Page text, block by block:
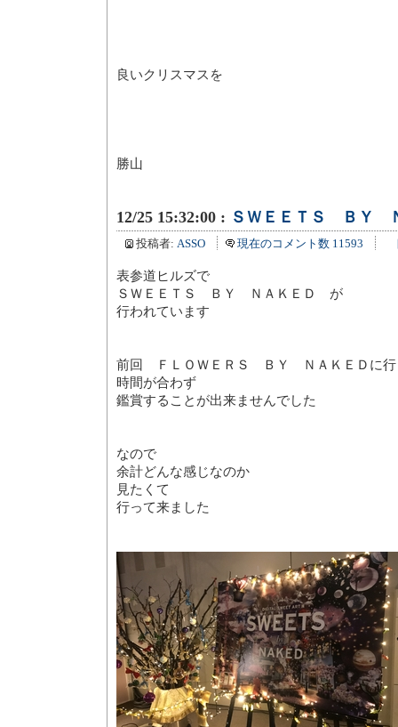
良いクリスマスを
勝山
12/25 15:32:00 : ＳＷＥＥＴＳ ＢＹ
投稿者: ASSO 現在のコメント数 11593
表参道ヒルズで
ＳＷＥＥＴＳ ＢＹ ＮＡＫＥＤ が
行われています
前回 ＦＬＯＷＥＲＳ ＢＹ ＮＡＫＥＤに行
時間が合わず
鑑賞することが出来ませんでした
なので
余計どんな感じなのか
見たくて
行って来ました